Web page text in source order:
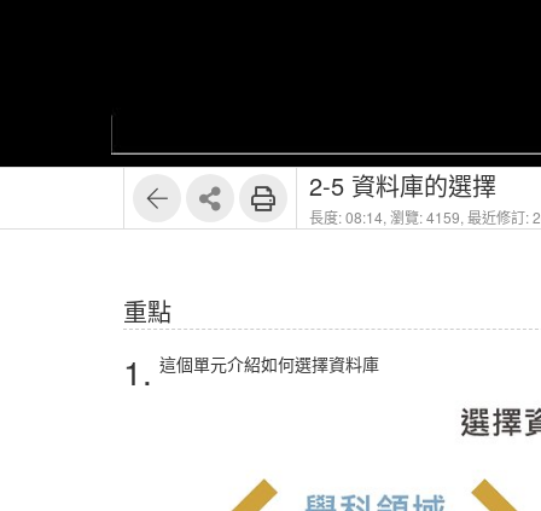
2-5 資料庫的選擇
長度: 08:14, 瀏覽: 4159, 最近修訂:
重點
1. 這個單元介紹如何選擇資料庫